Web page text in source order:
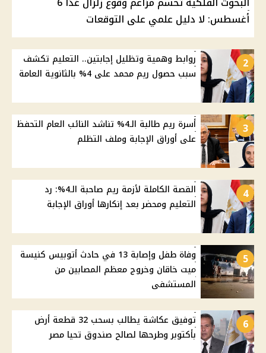
أغسطس: لا دليل علمي على التوقعات
2
روابط وهمية وتظليل إجابتين.. التعليم تكشف
سبب حصول ريم محمد على 4% بالثانوية العامة
3
أسرة ريم طالبة الـ4% تناشد النائب العام التحفظ
على أوراق الإجابة وملف التظلم
4
القصة الكاملة لأزمة ريم صاحبة الـ4%: رد
التعليم ومحضر بعد إنكارها أوراق الإجابة
5
وفاة طفل وإصابة 13 في حادث أتوبيس كنيسة
ميت خاقان وخروج معظم المصابين من
المستشفى
6
توفيق عكاشة يطالب بسحب 32 قطعة أرض
بأكتوبر وطرحها لصالح صندوق تحيا مصر